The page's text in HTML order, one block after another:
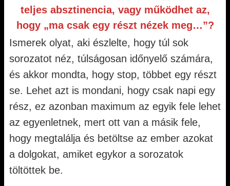
teljes absztinencia, vagy működhet az,
hogy „ma csak egy részt nézek meg…”?
Ismerek olyat, aki észlelte, hogy túl sok
sorozatot néz, túlságosan időnyelő számára,
és akkor mondta, hogy stop, többet egy részt
se. Lehet azt is mondani, hogy csak napi egy
rész, ez azonban maximum az egyik fele lehet
az egyenletnek, mert ott van a másik fele,
hogy megtalálja és betöltse az ember azokat
a dolgokat, amiket egykor a sorozatok
töltöttek be.